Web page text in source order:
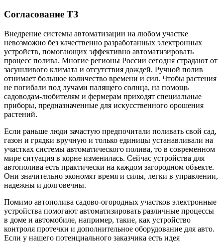
Согласование ТЗ
Внедрение системы автоматизации на любом участке
невозможно без качественно разработанных электронных
устройств, помогающих эффективно автоматизировать
процесс полива. Многие регионы России сегодня страдают от
засушливого климата и отсутствия дождей. Ручной полив
отнимает большое количество времени и сил. Чтобы растения
не погибали под лучами палящего солнца, на помощь
садоводам-любителям и фермерам приходят специальные
приборы, предназначенные для искусственного орошения
растений.
Если раньше люди зачастую предпочитали поливать свой сад,
газон и грядки вручную и только единицы устанавливали на
участках системы автоматического полива, то в современном
мире ситуация в корне изменилась. Сейчас устройства для
автополива есть практически на каждом загородном объекте.
Они значительно экономят время и силы, легки в управлении,
надежны и долговечны.
Помимо автополива садово-огородных участков электронные
устройства помогают автоматизировать различные процессы
в доме и автомобиле, например, такие, как устройство
контроля протечки и дополнительное оборудование для авто.
Если у нашего потенциального заказчика есть идея